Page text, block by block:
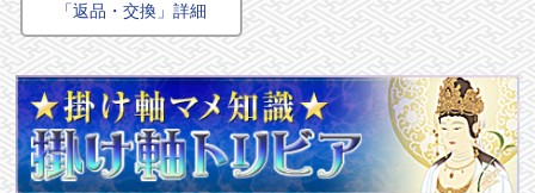
「返品・交換」詳細